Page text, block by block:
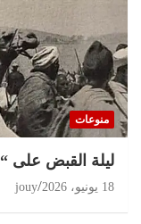
منوعات
ليلة القبض على
18 يونيو، 2026 jouy